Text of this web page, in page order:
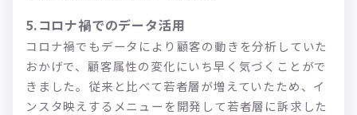
5.コロナ禍でのデータ活用
コロナ禍でもデータにより顧客の動きを分析していた
おかげで、顧客属性の変化にいち早く気づくことがで
きました。従来と比べて若者層が増えていたため、イ
ンスタ映えするメニューを開発して若者層に訴求した